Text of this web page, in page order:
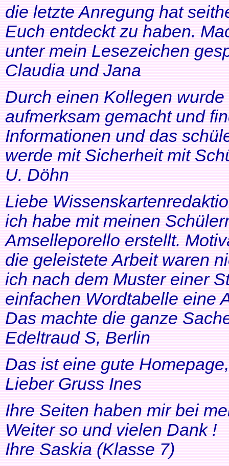
die letzte Anregung hat
Euch entdeckt zu haben.
unter mein Lesezeichen
Claudia und Jana
Durch einen Kollegen
aufmerksam gemacht und
Informationen und das
werde mit Sicherheit mit
U. Döhn
Liebe
ich habe mit meinen
Amselleporello erstellt.
die geleistete Arbeit waren
ich nach dem Muster einer
einfachen Wordtabelle eine
Das machte die ganze
Edeltraud S, Berlin
Das ist eine gute
Lieber Gruss Ines
Ihre Seiten haben mir bei
Weiter so und vielen Dank !
Ihre Saskia (Klasse 7)